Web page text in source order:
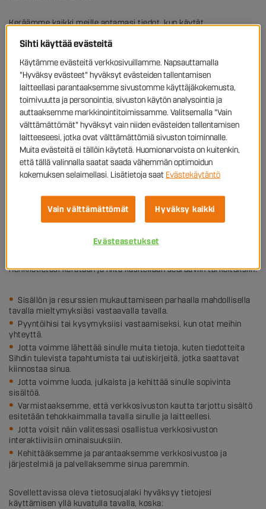
Keräämme kaikki meille antamasi tiedot, kun käytät
meille viesti”, ”pyydä taloudellisia päivityksiä” tai ota meihin
yhteystietolomakkeiden kautta ei ole pakollista tai sopimuksen
mukainen vaatimus, mutta huomaa kuitenkin, että tähdellä (*)
merkityt kentät ovat pakollisia kenttiä, koska tarvitsemme nämä
tiedot noudattaaksemme pyyntöäsi tai vastataksemme siihen.
Muista kanssamme jakamistasi tiedoista tai henkilötiedoista voit
päättää itse, kun täytät yhteystietolomakkeitamme. Jos otat
meihin yhteyttä, säilytämme tiedot tästä keskustelusta.
Käytämme henkilötietoja suoramarkkinointiin, jos annat siihen
luvan yhteystietolomakkeella. Voit lopettaa tulevien
markkinointiviestien vastaanottamisen milloin tahansa.
Kuinka käytämme henkilötietojasi
Henkilötietosi kerätään ja niitä käsitellään seuraaviin tarkoituksiin:
Sisällön ja resurssien mukauttamiseen parhaalla mahdollisella
tavalla mieltymyksiäsi vastaavalla tavalla.
Pyyntöihisi tai kysymyksiisi vastaamiseksi, kun otat meihin
yhteyttä.
Jotta voimme lähettää sinulle muita tietoja, kuten tiedotteita
Sihdin tulevista tapahtumista tai uutiskirjeitä, jotka saattavat
kiinnostaa sinua.
Jotta voimme luoda, julkaista ja kehittää sinulle sopivinta
sisältöä.
Varmistaaksemme, että verkkosivuston kautta tarjottu sisältö
esitetään tehokkaimmalla tavalla sinulle ja laitteellesi.
Jotta voisit näin valitessasi osallistua verkkosivuston
interaktiivisiin ominaisuuksiin.
Kehittääksemme ja parantaaksemme verkkosivustoa ja
järjestelmiä ja palvellaksemme sinua paremmin.
Sovellettavissa oleva tietosuojalaki hyväksyy tietojesi
käyttämisen yllä kuvatulla tavalla, koska:
Sihti käyttää evästeitä
Käytämme evästeitä verkkosivuillamme. Napsauttamalla
"Hyväksy evästeet" hyväksyt evästeiden tallentamisen
laitteellasi parantaaksemme sivustomme käyttäjäkokemusta,
toimivuutta ja personointia, sivuston käytön analysointia ja
auttaaksemme markkinointitoimissamme. Valitsemalla "Vain
välttämättömät" hyväksyt vain niiden evästeiden tallentamisen
laitteeseesi, jotka ovat välttämättömiä sivuston toiminnalle.
Muita evästeitä ei tällöin käytetä. Huomionarvoista on kuitenkin,
että tällä valinnalla saatat saada vähemmän optimoidun
kokemuksen selaimellasi. Lisätietoja saat Evästekäytäntö
Vain välttämättömät Hyväksy kaikki
Evästeasetukset